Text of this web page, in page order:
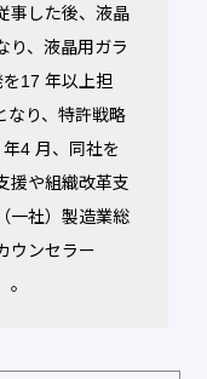
事した後、液晶
り、液晶用ガラ
17 年以上担
なり、特許戦略
4 月、同社を
援や組織改革支
一社）製造業総
ウンセラー